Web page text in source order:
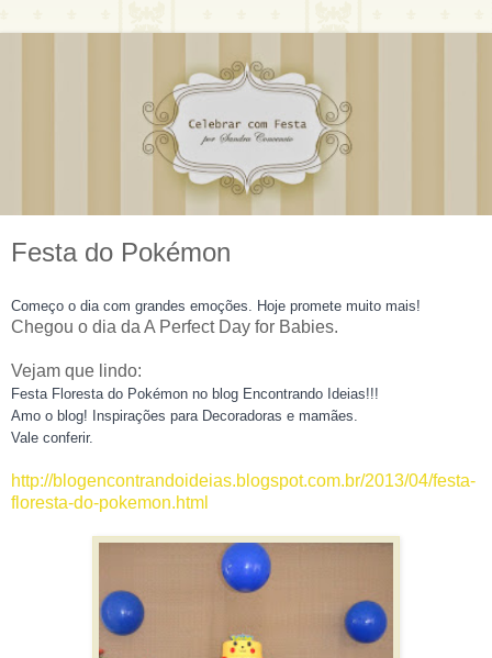
Festa do Pokémon
Começo o dia com grandes emoções. Hoje promete muito mais!
Chegou o dia da A Perfect Day for Babies.
Vejam que lindo:
Festa Floresta do Pokémon no blog Encontrando Ideias!!!
Amo o blog! Inspirações para Decoradoras e mamães.
Vale conferir.
http://blogencontrandoideias.blogspot.com.br/2013/04/festa-
floresta-do-pokemon.html